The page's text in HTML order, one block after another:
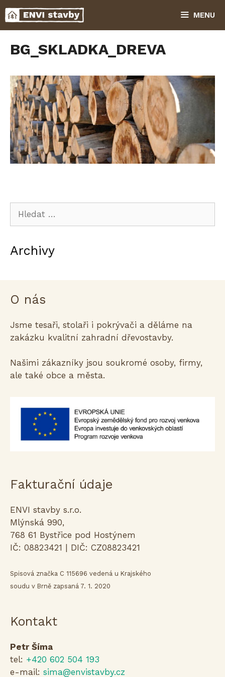
Přeskočit
na
obsah
MENU
BG_SKLADKA_DREVA
Archivy
O nás
Jsme tesaři, stolaři i pokrývači a děláme na
zakázku kvalitní zahradní dřevostavby.
Našimi zákazníky jsou soukromé osoby, firmy,
ale také obce a města.
Fakturační údaje
ENVI stavby s.r.o.
Mlýnská 990,
768 61 Bystřice pod Hostýnem
IČ: 08823421 | DIČ: CZ08823421
Spisová značka C 115696 vedená u Krajského
soudu v Brně zapsaná 7. 1. 2020
Kontakt
Petr Šíma
tel: +420 602 504 193
e-mail: sima@envistavby.cz